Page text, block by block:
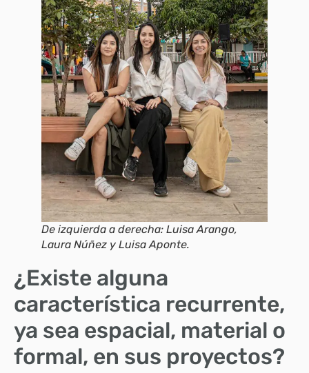
De izquierda a derecha: Luisa Arango,
Laura Núñez y Luisa Aponte.
¿Existe alguna
característica recurrente,
ya sea espacial, material o
formal, en sus proyectos?